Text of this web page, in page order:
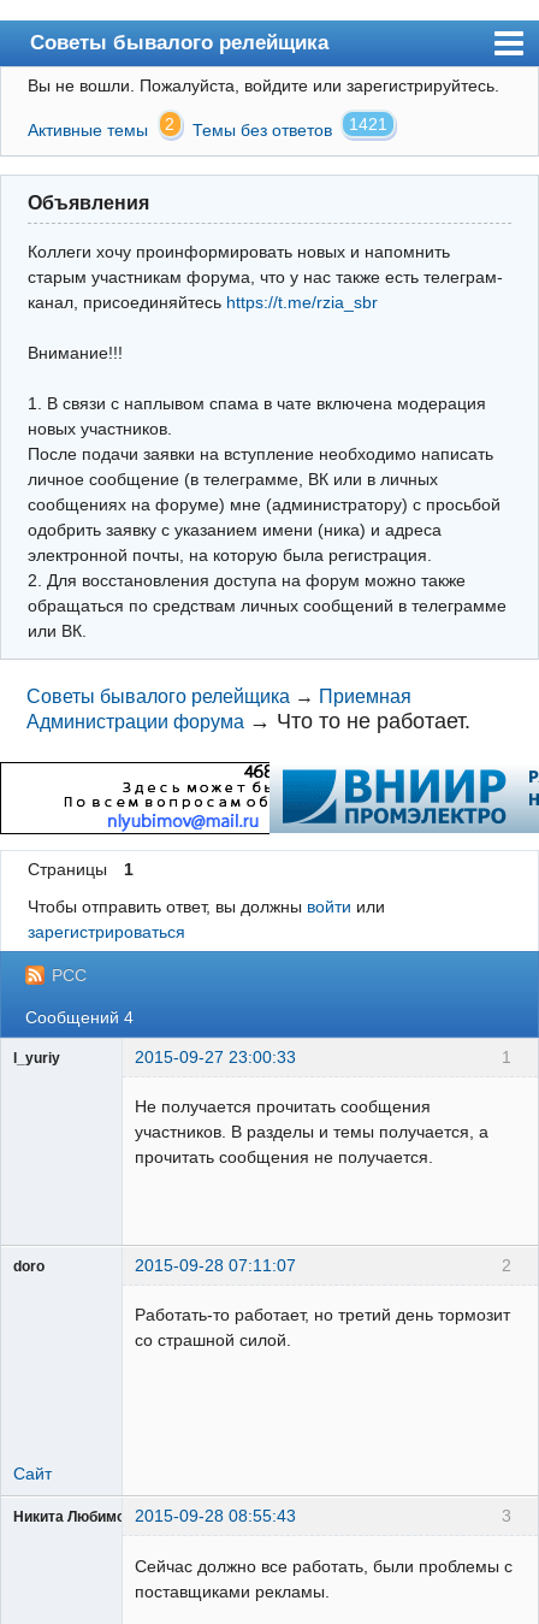
Советы бывалого релейщика
Форум
Правила
Поиск
Регистрация
Архив
Почта
Поиск релейщика
Видео РЗиА
Фотохостинг
Телеграм
Вы не вошли. Пожалуйста, войдите или зарегистрируйтесь.
Активные темы 2 Темы без ответов 1421
Объявления
Коллеги хочу проинформировать новых и напомнить
старым участникам форума, что у нас также есть телеграм-
канал, присоединяйтесь https://t.me/rzia_sbr
Внимание!!!
1. В связи с наплывом спама в чате включена модерация
новых участников.
После подачи заявки на вступление необходимо написать
личное сообщение (в телеграмме, ВК или в личных
сообщениях на форуме) мне (администратору) с просьбой
одобрить заявку с указанием имени (ника) и адреса
электронной почты, на которую была регистрация.
2. Для восстановления доступа на форум можно также
обращаться по средствам личных сообщений в телеграмме
или ВК.
Советы бывалого релейщика → Приемная
Администрации форума → Что то не работает.
Страницы
1
Чтобы отправить ответ, вы должны войти или
зарегистрироваться
РСС
Сообщений 4
1
l_yuriy 2015-09-27 23:00:33
Не получается прочитать сообщения
участников. В разделы и темы получается, а
прочитать сообщения не получается.
2
doro 2015-09-28 07:11:07
Работать-то работает, но третий день тормозит
со страшной силой.
Сайт
3
Никита Любимов 2015-09-28 08:55:43
Сейчас должно все работать, были проблемы с
поставщиками рекламы.